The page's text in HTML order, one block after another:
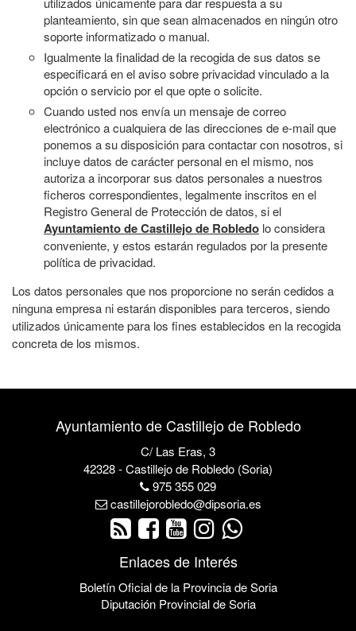
planteamiento, sin que sean almacenados en ningún otro
soporte informatizado o manual.
Igualmente la finalidad de la recogida de sus datos se
especificará en el aviso sobre privacidad vinculado a la
opción o servicio por el que opte o solicite.
Cuando usted nos envía un mensaje de correo
electrónico a cualquiera de las direcciones de e-mail que
ponemos a su disposición para contactar con nosotros, si
incluye datos de carácter personal en el mismo, nos
autoriza a incorporar sus datos personales a nuestros
ficheros correspondientes, legalmente inscritos en el
Registro General de Protección de datos, si el
Ayuntamiento de Castillejo de Robledo lo considera
conveniente, y estos estarán regulados por la presente
política de privacidad.
Los datos personales que nos proporcione no serán cedidos a
ninguna empresa ni estarán disponibles para terceros, siendo
utilizados únicamente para los fines establecidos en la recogida
concreta de los mismos.
Ayuntamiento de Castillejo de Robledo
C/ Las Eras, 3
42328 - Castillejo de Robledo (Soria)
975 355 029
castillejorobledo@dipsoria.es
Enlaces de Interés
Boletín Oficial de la Provincia de Soria
Diputación Provincial de Soria